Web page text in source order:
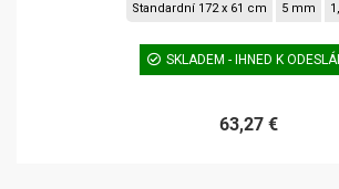
Standardní 172 x 61 cm 5 mm
SKLADEM - IHNED K
63,27 €